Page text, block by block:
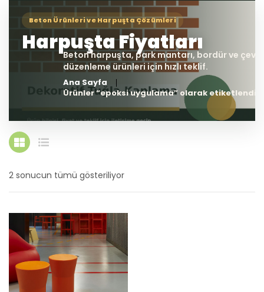
Ana Sayfa
Ürünler “epoksi uygulama” olarak etiketlendi
2 sonucun tümü gösteriliyor
göre
sıralandı